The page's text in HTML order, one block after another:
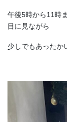
午後5時から11時
目に見ながら
少しでもあったか